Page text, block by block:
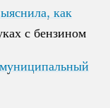
как
с бензином
как
с бензином